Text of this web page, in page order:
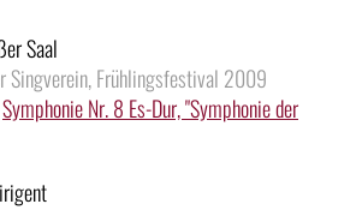
Saal
Singverein, Frühlingsfestival 2009
Symphonie Nr. 8 Es-Dur, "Symphonie der